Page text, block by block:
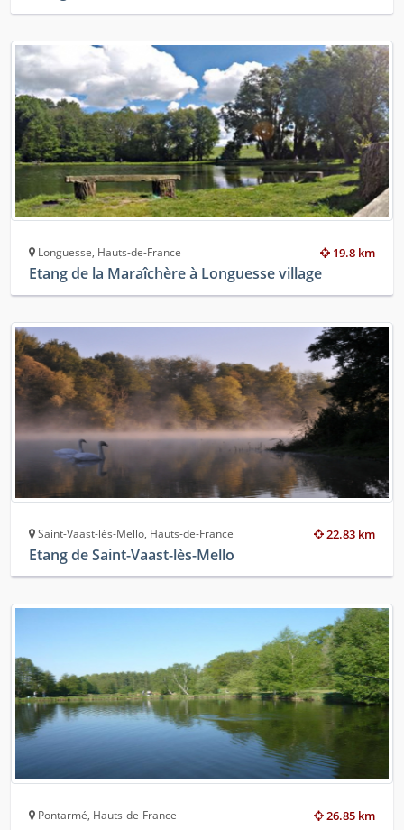
19.8 km
Longuesse, Hauts-de-France
Etang de la Maraîchère à Longuesse village
22.83 km
Saint-Vaast-lès-Mello, Hauts-de-France
Etang de Saint-Vaast-lès-Mello
26.85 km
Pontarmé, Hauts-de-France